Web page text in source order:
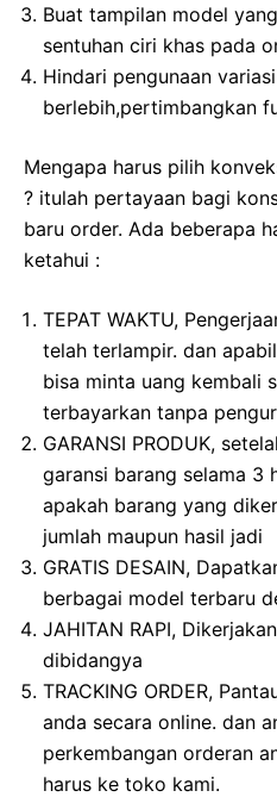
Buat tampilan model
sentuhan ciri khas pada
Hindari pengunaan
berlebih,pertimbangkan
Mengapa harus pilih
? itulah pertayaan bagi
baru order. Ada beberapa
ketahui :
TEPAT WAKTU,
telah terlampir. dan
bisa minta uang kembali
terbayarkan tanpa
GARANSI PRODUK,
garansi barang selama 3
apakah barang yang
jumlah maupun hasil jadi
GRATIS DESAIN,
berbagai model terbaru
JAHITAN RAPI,
dibidangya
TRACKING ORDER,
anda secara online. dan
perkembangan orderan
harus ke toko kami.